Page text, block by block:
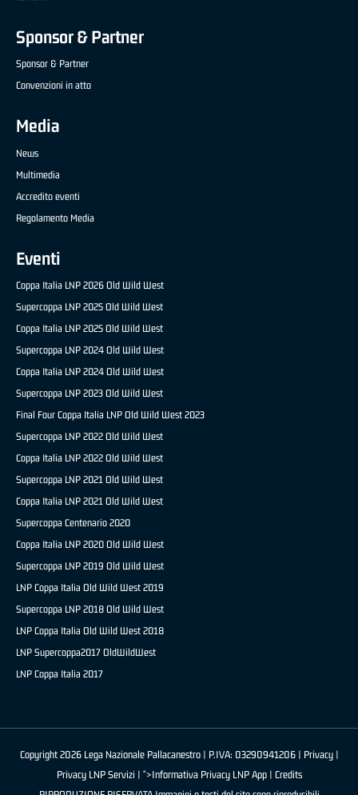
Sponsor & Partner
Sponsor & Partner
Convenzioni in atto
Media
News
Multimedia
Accredito eventi
Regolamento Media
Eventi
Coppa Italia LNP 2026 Old Wild West
Supercoppa LNP 2025 Old Wild West
Coppa Italia LNP 2025 Old Wild West
Supercoppa LNP 2024 Old Wild West
Coppa Italia LNP 2024 Old Wild West
Supercoppa LNP 2023 Old Wild West
Final Four Coppa Italia LNP Old Wild West 2023
Supercoppa LNP 2022 Old Wild West
Coppa Italia LNP 2022 Old Wild West
Supercoppa LNP 2021 Old Wild West
Coppa Italia LNP 2021 Old Wild West
Supercoppa Centenario 2020
Coppa Italia LNP 2020 Old Wild West
Supercoppa LNP 2019 Old Wild West
LNP Coppa Italia Old Wild West 2019
Supercoppa LNP 2018 Old Wild West
LNP Coppa Italia Old Wild West 2018
LNP Supercoppa2017 OldWildWest
LNP Coppa Italia 2017
Copyright 2026 Lega Nazionale Pallacanestro | P.IVA: 03290941206 | Privacy|
Privacy LNP Servizi | ">Informativa Privacy LNP App | Credits